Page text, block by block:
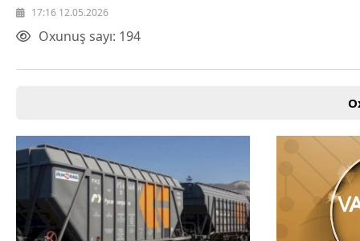
Texnologiya
Mətbuat-150
Missiyamız
17:16 12.05.2026
Oxunuş sayı: 194